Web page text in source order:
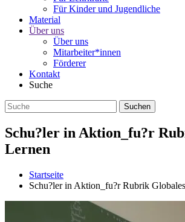
Für Kinder und Jugendliche
Material
Über uns
Über uns
Mitarbeiter*innen
Förderer
Kontakt
Suche
Schu?ler in Aktion_fu?r
Lernen
Startseite
Schu?ler in Aktion_fu?r Rubrik